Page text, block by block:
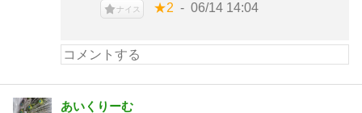
ナイス ★2 06/14 14:04
あいくりーむ